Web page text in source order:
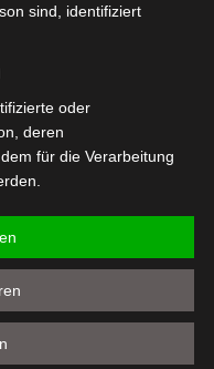
abseits der
teilen
sind, identifiziert
oder
deren
für die Verarbeitung
mit
das Erheben, das
Ordnen, die Speicherung,